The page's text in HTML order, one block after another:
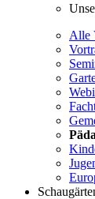
Alle